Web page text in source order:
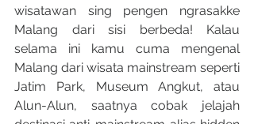
wisatawan sing pengen ngrasakke
Malang dari sisi berbeda! Kalau
selama ini kamu cuma mengenal
Malang dari wisata mainstream seperti
Jatim Park, Museum Angkut, atau
Alun-Alun, saatnya cobak jelajah